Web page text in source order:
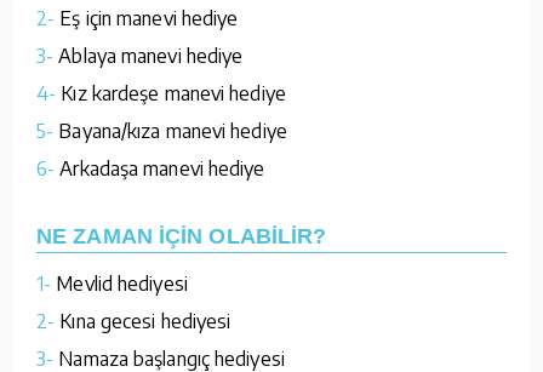
2- Eş için manevi hediye
3- Ablaya manevi hediye
4- Kız kardeşe manevi hediye
5- Bayana/kıza manevi hediye
6- Arkadaşa manevi hediye
NE ZAMAN İÇİN OLABİLİR?
1- Mevlid hediyesi
2- Kına gecesi hediyesi
3- Namaza başlangıç hediyesi